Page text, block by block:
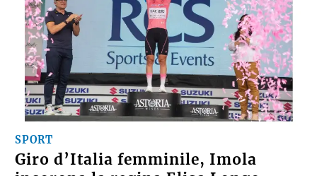
SPORT
Giro d’Italia femminile, Imola